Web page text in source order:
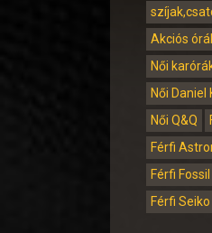
Akciós
Női
Női Daniel
Női Q&Q
Férfi
Férfi Fossil
Férfi Seiko